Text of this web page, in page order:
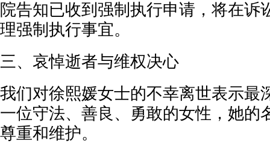
院告知已收到强制执行申请，将在诉
理强制执行事宜。
三、哀悼逝者与维权决心
我们对徐熙媛女士的不幸离世表示最
一位守法、善良、勇敢的女性，她的
尊重和维护。